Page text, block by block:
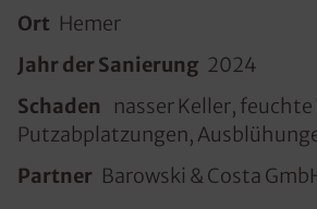
Ort Hemer
Jahr der Sanierung 2024
Schaden
nasser Keller, feuchte
Putzabplatzungen,
Partner Barowski & Costa